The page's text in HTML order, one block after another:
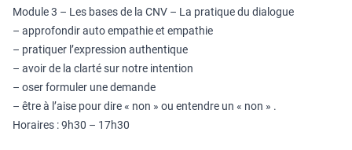
Module 3 – Les bases de la CNV – La pratique du dialogue
– approfondir auto empathie et empathie
– pratiquer l’expression authentique
– avoir de la clarté sur notre intention
– oser formuler une demande
– être à l’aise pour dire « non » ou entendre un « non » .
Horaires : 9h30 – 17h30